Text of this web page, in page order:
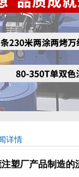
详情
塑厂产品制造的